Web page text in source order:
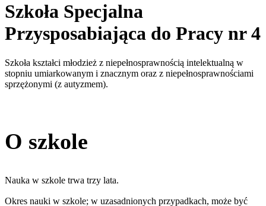
Szkoła Specjalna
Przysposabiająca do Pracy nr 4
Szkoła kształci młodzież z niepełnosprawnością intelektualną w
stopniu umiarkowanym i znacznym oraz z niepełnosprawnościami
sprzężonymi (z autyzmem).
O szkole
Nauka w szkole trwa trzy lata.
Okres nauki w szkole; w uzasadnionych przypadkach, może być